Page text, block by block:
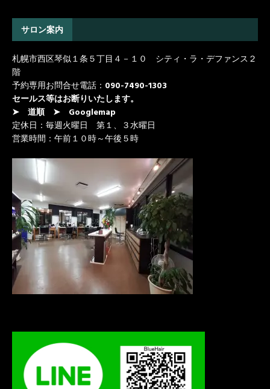
サロン案内
札幌市西区琴似１条５丁目４－１０ シティ・ラ・デファンス２
階
予約専用お問合せ電話： 090-7490-1303
セールス等はお断りいたします。
➤ 道順
➤ Googlemap
定休日：毎週火曜日 第１、３水曜日
営業時間：午前１０時～午後５時